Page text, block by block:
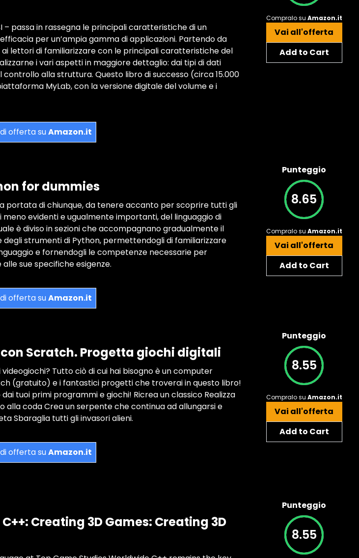
– passa in rassegna le principali caratteristiche di un
per un’ampia gamma di applicazioni. Partendo da
lettori di familiarizzare con le principali caratteristiche del
i vari aspetti in maggiore dettaglio: dai tipi di dati
alla struttura. Questo libro di successo (circa 15.000
MyLab, con la versione digitale del volume e i
offerta suAmazon.it
Compralo su Amazon.it
Vai all'offerta
Add to Cart
for dummies
portata di chiunque, da tenere accanto per scoprire tutti gli
evidenti e ugualmente importanti, del linguaggio di
è diviso in sezioni che accompagnano gradualmente il
strumenti di Python, permettendogli di familiarizzare
e fornendogli le competenze necessarie per
sue specifiche esigenze.
offerta suAmazon.it
Punteggio
8.65
Compralo su Amazon.it
Vai all'offerta
Add to Cart
Scratch. Progetta giochi digitali
Tutto ciò di cui hai bisogno è un computer
(gratuito) e i fantastici progetti che troverai in questo libro!
tuoi primi programmi e giochi! Ricrea un classico Realizza
alla coda Crea un serpente che continua ad allungarsi e
Sbaraglia tutti gli invasori alieni.
offerta suAmazon.it
Punteggio
8.55
Compralo su Amazon.it
Vai all'offerta
Add to Cart
Creating 3D Games: Creating 3D
Punteggio
8.55